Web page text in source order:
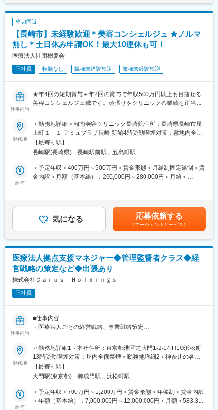
◇利用者
要支援1：1%
要支援2：11.2%
要介護1：38.8%
要介護2：22.4%
要介護3：12.2%
要介護4：12.2%
要介護5：2%
◇従業員
フルタイム100%
男性70%／女性30%
◇従業員の経験年数
◇従業員の年齢構成
40歳～49歳：66.7%
50歳～59歳：33.3%
ランド崎望館】の運営、及び訪問リハビリ等の付随する介護・医
療サービスを展開しています。
■運営する施設【ダイヤランド崎望館】について：
ダイヤランド崎望館では、自立支援をモットーに介護サービスを
職種のスタッフが協力し、ご利用者様の心身のケアや在宅復帰を
・定員：入所75名／通所50名
・居室：個室11室／2人室2室／4人室15室
・静かなダイヤランド団地内に位置しています。
・訪問リハビリ、通所リハビリ、短期入所療養介護、居宅介護支
援などの在宅生活支援を実施しています。
・病状が安定し入院治療の必要がない方で、リハビリテーション
・隣接する関連施設の特別養護老人ホームと密接に連携していま
す。
要介護2：22.4%
要介護5：2%
◇従業員
フルタイム100%
男性70%／女性30%
◇従業員の経験年数
1年～3年未満：33.3%
10年以上：66.7%
◇従業員の年齢構成
40歳～49歳：66.7%
50歳～59歳：33.3%
固定手当を含めた表記です。
締切間近
【長崎市】未経験歓迎＊美容コンシェルジュ ★ノルマ
無し＊土日休み申請OK！最大10連休も可！
医療法人社団樹慶会
正社員 転勤なし 職種未経験歓迎 業種未経験歓迎
仕事内容
★年4回の短期賞与＋年2回の賞与で年収500万円以上も目指せる
美容コンシェルジュ職です。頑張りやクリニックの業績を正当に
現できます★
【はじめに】
「接客は好き。でも今の仕事では給与もキャリアも頭打ちかもし
れない」
そんな方に向いている、美容医療クリニックの受付コンシェルジ
ュ職です。
美容医療の知識は入社後に学べるため、ホテル・ブライダル・販
売・営業・エステ・医療事務など、接客経験を活かしてキャリア
美容のお悩みを抱えて来院されたお客様に対して、以下の業務を
担当いただきます。
・カウンセリング
・施術内容のご説明
・施術後のフォロー
・受付・予約手続き
【休日・休暇】
・月3日まで希望休の申請が可能
・土日休みの希望も相談可能
・希望休と有給を組み合わせて長期休暇の取得も可能
※状況により希望休の取得が難しい場合もございます。
【研修制度】
施します。
＜研修内容＞
勤務地
＜勤務地詳細＞湘南美容クリニック長崎院住所：長崎県長崎市尾
上町１－１ アミュプラザ長崎 新館4階受動喫煙対策：敷地内全面
禁煙変更の範囲：会社の定める事業所
【最寄り駅】
長崎駅(長崎県)、長崎駅前駅、五島町駅
給与
＜予定年収＞400万円～500万円＜賃金形態＞月給制固定給制＜賃
金内訳＞月額（基本給）：260,000円～280,000円＜月給＞
上下する可能性があります。月給(月額)は固定手当を含めた表記で
す。
気になる 応募依頼する
（エージェントサービス）
医療法人拠点支援マネジャー◆管理監督者クラス◆経
営戦略の策定など◆出張あり
株式会社Ｃａｒｕｓ Ｈｏｌｄｉｎｇｓ
正社員
仕事内容
■仕事内容
・医療法人ごとの経営戦略、事業戦略策定
などとの連携業務
・クリニックの経営収支・財務諸表の確認、税理士との連携など
元々地域で長く運営をされていた診療所や介護施設の運営を引き
継ぎ、日本のそれぞれの地域での医療や介護を守り発展させてい
くことをビジョンに掲げて、法人グループを運営しています。
勤務地
＜勤務地詳細1＞本社住所：東京都港区芝大門1-2-14 H1O浜松町
13階受動喫煙対策：屋内全面禁煙＜勤務地詳細2＞神奈川の各施
設住所：神奈川県 受動喫煙対策：屋内全面禁煙＜勤務地詳細3＞
埼玉県の各施設住所：埼玉県 受動喫煙対策：屋内全面禁煙変更の
【最寄り駅】
大門駅(東京都)、御成門駅、浜松町駅
給与
＜予定年収＞700万円～1,200万円＜賃金形態＞年俸制＜賃金内訳
＞年額（基本給）：7,000,000円～12,000,000円＜月額＞583,333